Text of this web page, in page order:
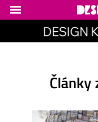
Články